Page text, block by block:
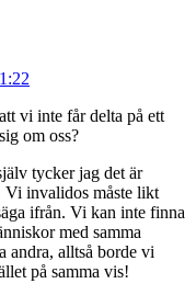
vi inte får delta på ett
om oss?
tycker jag det är
Vi invalidos måste likt
ifrån. Vi kan inte finna
med samma
andra, alltså borde vi
på samma vis!